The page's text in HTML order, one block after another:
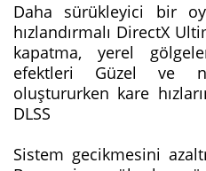
Daha sürükleyici bir
hızlandırmalı DirectX
kapatma, yerel
efektleri Güzel ve
oluştururken kare
DLSS
Sistem gecikmesini